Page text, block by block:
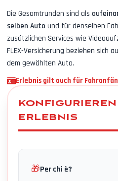
Die Gesamtrunden sind als
selben Auto und für denselben
zusätzlichen Services wie
FLEX-Versicherung beziehen sich
dem gewählten Auto.
Erlebnis gilt auch für
ERLEBNIS
🎁Per chi è?